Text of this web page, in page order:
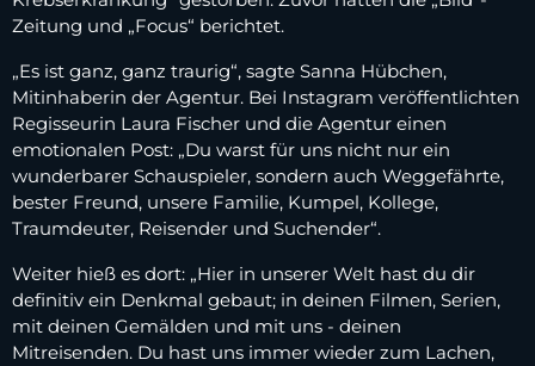
Zeitung und „Focus“ berichtet.
„Es ist ganz, ganz traurig“, sagte Sanna Hübchen,
Mitinhaberin der Agentur. Bei Instagram veröffentlichten
Regisseurin Laura Fischer und die Agentur einen
emotionalen Post: „Du warst für uns nicht nur ein
wunderbarer Schauspieler, sondern auch Weggefährte,
bester Freund, unsere Familie, Kumpel, Kollege,
Traumdeuter, Reisender und Suchender“.
Weiter hieß es dort: „Hier in unserer Welt hast du dir
definitiv ein Denkmal gebaut; in deinen Filmen, Serien,
mit deinen Gemälden und mit uns - deinen
Mitreisenden. Du hast uns immer wieder zum Lachen,